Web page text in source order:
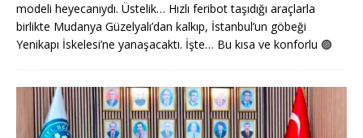
modeli heyecanıydı. Üstelik… Hızlı feribot taşıdığı araçlarla
birlikte Mudanya Güzelyalı’dan kalkıp, İstanbul’un göbeği
Yenikapı İskelesi’ne yanaşacaktı. İşte… Bu kısa ve konforlu 🟢